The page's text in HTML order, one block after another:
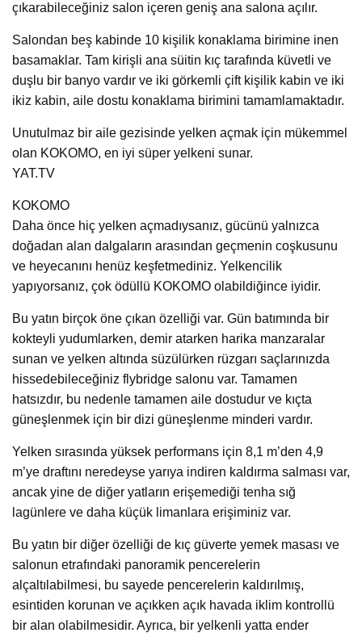
çıkarabileceğiniz salon içeren geniş ana salona açılır.
Salondan beş kabinde 10 kişilik konaklama birimine inen
basamaklar. Tam kirişli ana süitin kıç tarafında küvetli ve
duşlu bir banyo vardır ve iki görkemli çift kişilik kabin ve iki
ikiz kabin, aile dostu konaklama birimini tamamlamaktadır.
Unutulmaz bir aile gezisinde yelken açmak için mükemmel
olan KOKOMO, en iyi süper yelkeni sunar.
YAT.TV
KOKOMO
Daha önce hiç yelken açmadıysanız, gücünü yalnızca
doğadan alan dalgaların arasından geçmenin coşkusunu
ve heyecanını henüz keşfetmediniz. Yelkencilik
yapıyorsanız, çok ödüllü KOKOMO olabildiğince iyidir.
Bu yatın birçok öne çıkan özelliği var. Gün batımında bir
kokteyli yudumlarken, demir atarken harika manzaralar
sunan ve yelken altında süzülürken rüzgarı saçlarınızda
hissedebileceğiniz flybridge salonu var. Tamamen
hatsızdır, bu nedenle tamamen aile dostudur ve kıçta
güneşlenmek için bir dizi güneşlenme minderi vardır.
Yelken sırasında yüksek performans için 8,1 m’den 4,9
m’ye draftını neredeyse yarıya indiren kaldırma salması var,
ancak yine de diğer yatların erişemediği tenha sığ
lagünlere ve daha küçük limanlara erişiminiz var.
Bu yatın bir diğer özelliği de kıç güverte yemek masası ve
salonun etrafındaki panoramik pencerelerin
alçaltılabilmesi, bu sayede pencerelerin kaldırılmış,
esintiden korunan ve açıkken açık havada iklim kontrollü
bir alan olabilmesidir. Ayrıca, bir yelkenli yatta ender